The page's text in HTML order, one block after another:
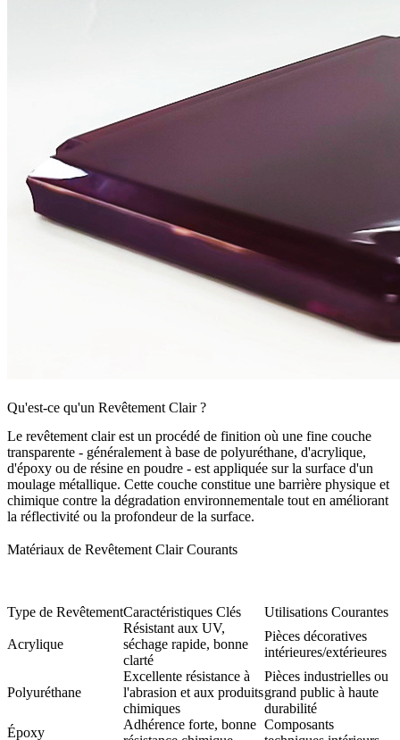
Qu'est-ce qu'un Revêtement Clair ?
Le revêtement clair est un procédé de finition où une fine couche
transparente - généralement à base de polyuréthane, d'acrylique,
d'époxy ou de résine en poudre - est appliquée sur la surface d'un
moulage métallique. Cette couche constitue une barrière physique et
chimique contre la dégradation environnementale tout en améliorant
la réflectivité ou la profondeur de la surface.
Matériaux de Revêtement Clair Courants
Type de RevêtementCaractéristiques Clés Utilisations Courantes
Acrylique
Résistant aux UV,
séchage rapide, bonne
clarté
Pièces décoratives
intérieures/extérieures
Polyuréthane
Excellente résistance à
l'abrasion et aux produits
chimiques
Pièces industrielles ou
grand public à haute
durabilité
Époxy
Adhérence forte, bonne Composants